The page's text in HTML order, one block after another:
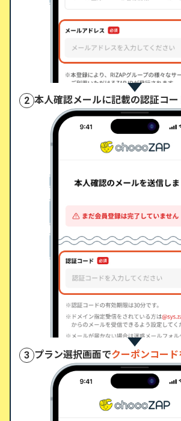
2 本人確認メールに記載の認証コ
3 プラン選択画面でクーポンコー